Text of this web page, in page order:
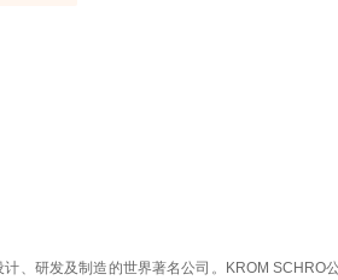
、研发及制造的世界著名公司。KROM SCHRO